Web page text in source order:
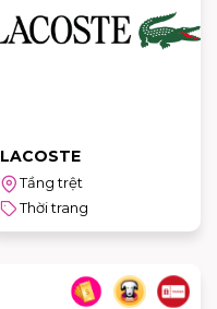
LACOSTE
Tầng trệt
Thời trang